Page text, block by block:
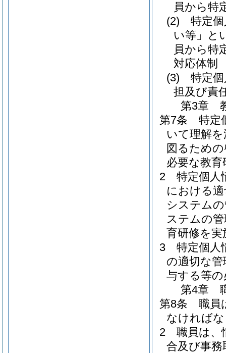
員から特
(2)
特定
い等」と
員から特
対応体制
(3)
特定
担及び責
第3章
第7条
特定
いて理解
図るため
必要な教
2
特定個人
における
システム
ステムの
育研修を
3
特定個人
の適切な
与する等
第4章
第8条
職員
なければ
2
職員は、
合及び事